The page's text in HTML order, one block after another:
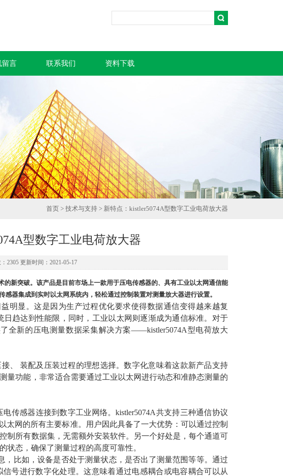
留言 联系我们 资料下载
首页 > 技术与支持 > 新特点：kistler5074A型数字工业电荷放大器
型数字工业电荷放大器
2305 更新时间：2021-05-17
新突破。该产品是目前市场上一款用于压电传感器的、具有工业以太网通信能
器集成到实时以太网系统内，轻松通过控制装置对测量放大器进行设置。
显。这是因为生产过程优化要求使得数据通信变得越来越复
趋达到性能限，同时，工业以太网则逐渐成为通信标准。对于
全新的压电测量数据采集解决方案——kistler5074A型电荷放大
、
装配及压装过程的理想选择。数字化意味着这款新产品支持
量功能，非常适合需要通过工业以太网进行动态和准静态测量的
传感器连接到数字工业网络。kistler5074A共支持三种通信协议
太网的所有主要标准。用户因此具备了一大优势：可以通过控制
制所有数据集，无需额外安装软件。另一个好处是，每个通道可
状态，确保了测量过程的高度可靠性。
比如，设备是否处于测量状态，是否出了测量范围等等。通过
号进行数字化处理。这意味着通过电感耦合或电容耦合可以从